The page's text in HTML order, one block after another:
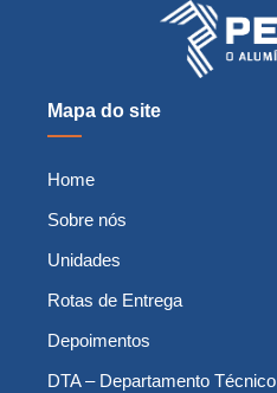
Mapa do site
Home
Sobre nós
Unidades
Rotas de Entrega
Depoimentos
DTA – Departamento Técnico